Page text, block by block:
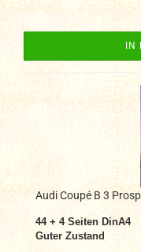
Audi Coupé B 3
44 + 4 Seiten DinA4
Guter Zustand